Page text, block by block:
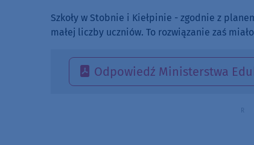
Szkoły w Stobnie i Kiełpinie - zgodnie z
małej liczby uczniów. To rozwiązanie zaś
Odpowiedź Ministerstwa